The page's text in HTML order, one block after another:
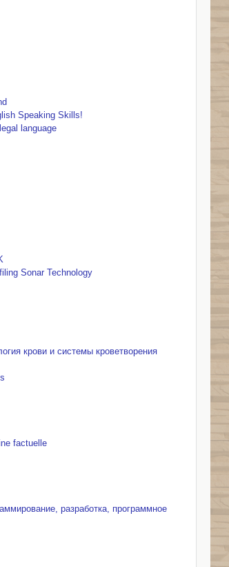
Speaking Skills!
language
Sonar Technology
крови и системы кроветворения
factuelle
разработка, программное